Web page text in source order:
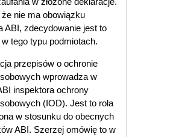
że nie ma obowiązku
ABI, zdecydowanie jest to
tego typu podmiotach.
przepisów o ochronie
wprowadza w
inspektora ochrony
(IOD). Jest to rola
w stosunku do obecnych
ABI. Szerzej omówię to w